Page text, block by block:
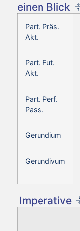
einen Blick
Part. Präs.
Akt.
Part. Fut.
Akt.
Part. Perf.
Pass.
Gerundium
Gerundivum
Imperative